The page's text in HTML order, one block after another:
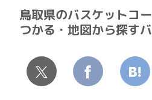
鳥取県のバスケットコ
つかる・地図から探す